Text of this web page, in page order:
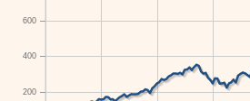
200
400
600